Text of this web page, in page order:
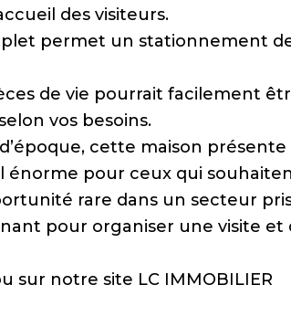
des visiteurs.
permet un stationnement
de vie pourrait facilement
vos besoins.
cette maison
pour ceux qui
rare dans un secteur
pour organiser une visite et